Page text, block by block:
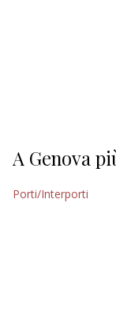
A Genova
Porti/Interporti